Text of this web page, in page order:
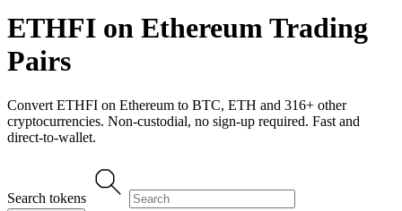
ETHFI on EthereumTrading
Pairs
Convert ETHFI on Ethereum to BTC, ETH and 316+ other
cryptocurrencies. Non-custodial, no sign-up required. Fast and
direct-to-wallet.
Search tokens